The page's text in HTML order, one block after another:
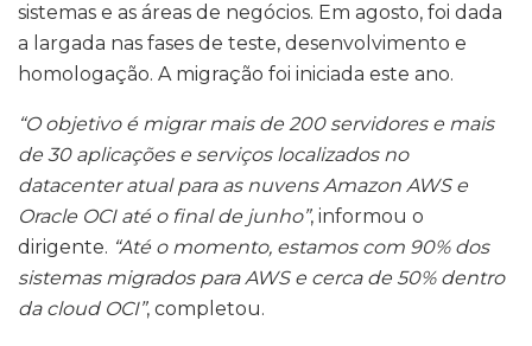
sistemas e as áreas de negócios. Em agosto, foi dada
a largada nas fases de teste, desenvolvimento e
homologação. A migração foi iniciada este ano.
“O objetivo é migrar mais de 200 servidores e mais
de 30 aplicações e serviços localizados no
datacenter atual para as nuvens Amazon AWS e
Oracle OCI até o final de junho”, informou o
dirigente. “Até o momento, estamos com 90% dos
sistemas migrados para AWS e cerca de 50% dentro
da cloud OCI”, completou.